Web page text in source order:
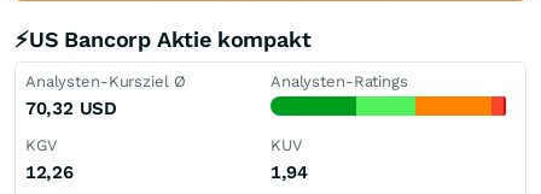
⚡US Bancorp Aktie kompakt
Analysten-Kursziel Ø
70,32 USD
Analysten-Ratings
KGV
12,26
KUV
1,94